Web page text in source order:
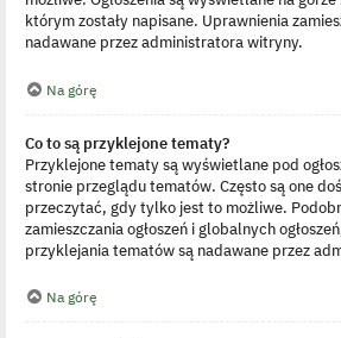
którym zostały napisane. Uprawnienia
nadawane przez administratora witryny.
Na górę
Co to są przyklejone tematy?
Przyklejone tematy są wyświetlane pod
stronie przeglądu tematów. Często są one
przeczytać, gdy tylko jest to możliwe.
zamieszczania ogłoszeń i globalnych
przyklejania tematów są nadawane przez
Na górę